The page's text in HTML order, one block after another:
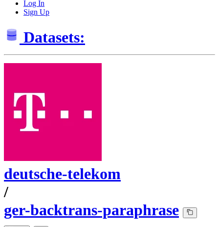
Log In
Sign Up
Datasets:
deutsche-telekom
/
ger-backtrans-paraphrase